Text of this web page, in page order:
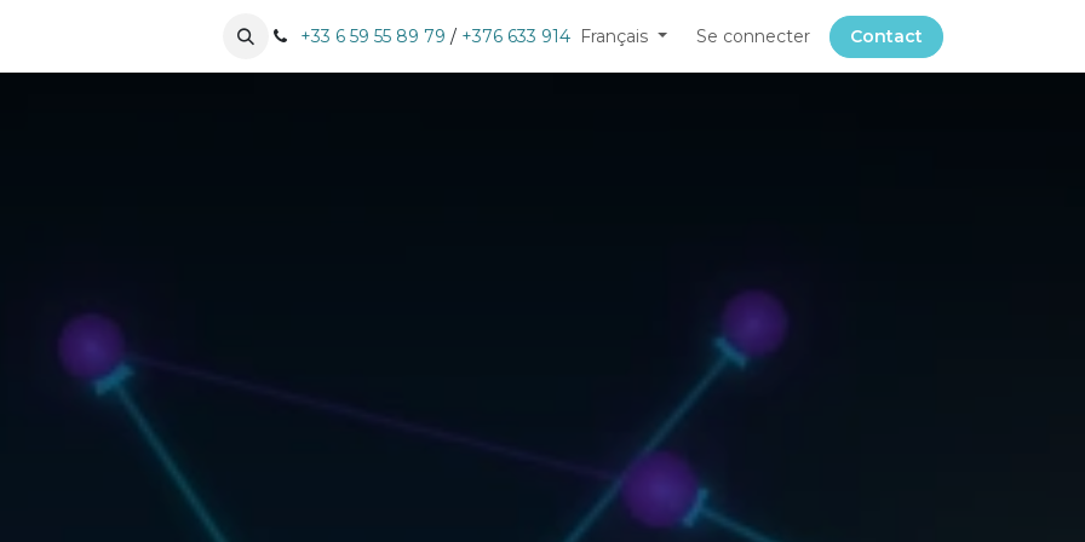
Prendre RDV
+33 6 59 55 89 79 / +376 633 914 Français Se connecter Contact